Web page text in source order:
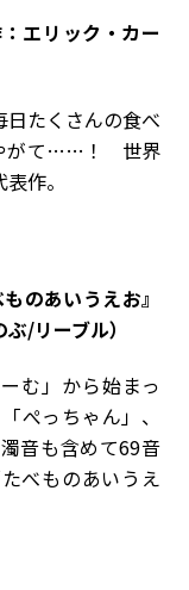
エリック・カー
たくさんの食べ
やがて……！ 世界
作。
のあいうえお』
/リーブル）
む」から始まっ
ぺっちゃん」、
音も含めて69音
べものあいうえ